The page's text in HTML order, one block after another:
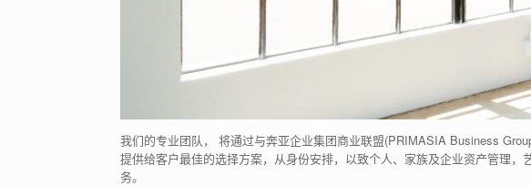
我们的专业团队， 将通过与奔亚企业集团商业联盟(PRIMASIA Business
提供给客户最佳的选择方案，从身份安排，以致个人、家族及企业资产管理
务。